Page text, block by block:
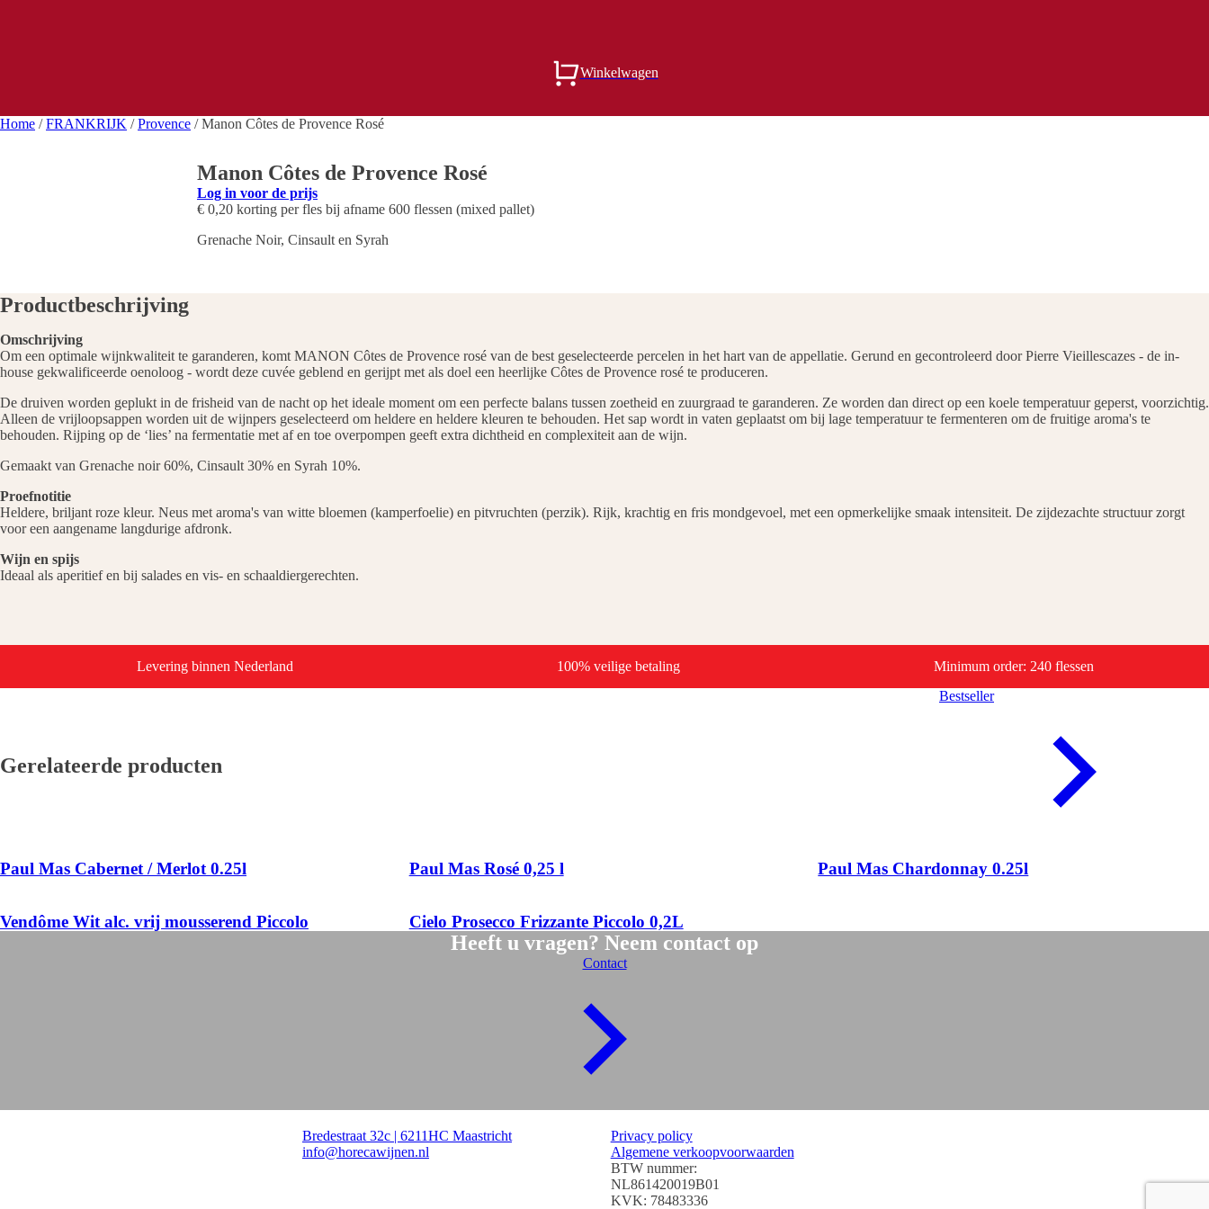
Winkelwagen
Home /FRANKRIJK /Provence / Manon Côtes de Provence Rosé
Manon Côtes de Provence Rosé
Log in voor de prijs
€ 0,20 korting per fles bij afname 600 flessen (mixed pallet)
Grenache Noir, Cinsault en Syrah
Productbeschrijving
Omschrijving
Om een optimale wijnkwaliteit te garanderen, komt MANON Côtes de Provence rosé van de best geselecteerde percelen in het hart van de appellatie. Gerund en gecontroleerd door Pierre Vieillescazes - de in-
house gekwalificeerde oenoloog - wordt deze cuvée geblend en gerijpt met als doel een heerlijke Côtes de Provence rosé te produceren.
De druiven worden geplukt in de frisheid van de nacht op het ideale moment om een perfecte balans tussen zoetheid en zuurgraad te garanderen. Ze worden dan direct op een koele temperatuur geperst, voorzichtig.
Alleen de vrijloopsappen worden uit de wijnpers geselecteerd om heldere en heldere kleuren te behouden. Het sap wordt in vaten geplaatst om bij lage temperatuur te fermenteren om de fruitige aroma's te
behouden. Rijping op de ‘lies’ na fermentatie met af en toe overpompen geeft extra dichtheid en complexiteit aan de wijn.
Gemaakt van Grenache noir 60%, Cinsault 30% en Syrah 10%.
Proefnotitie
Heldere, briljant roze kleur. Neus met aroma's van witte bloemen (kamperfoelie) en pitvruchten (perzik). Rijk, krachtig en fris mondgevoel, met een opmerkelijke smaak intensiteit. De zijdezachte structuur zorgt
voor een aangename langdurige afdronk.
Wijn en spijs
Ideaal als aperitief en bij salades en vis- en schaaldiergerechten.
Levering binnen Nederland 100% veilige betaling Minimum order: 240 flessen
Gerelateerde producten
Bestseller
Paul Mas Cabernet / Merlot 0.25l Paul Mas Rosé 0,25 l Paul Mas Chardonnay 0.25l
Vendôme Wit alc. vrij mousserend Piccolo Cielo Prosecco Frizzante Piccolo 0,2L
Heeft u vragen? Neem contact op
Contact
Bredestraat 32c | 6211HC Maastricht
info@horecawijnen.nl
Privacy policy
Algemene verkoopvoorwaarden
BTW nummer:
NL861420019B01
KVK: 78483336